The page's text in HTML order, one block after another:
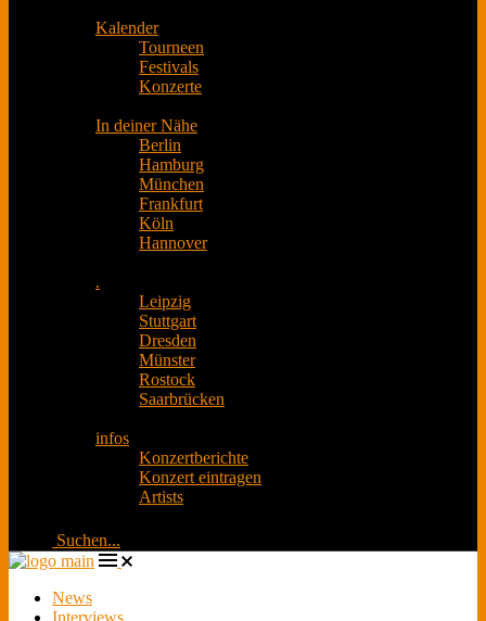
Kalender
Tourneen
Festivals
Konzerte
In deiner Nähe
Berlin
Hamburg
München
Frankfurt
Köln
Hannover
.
Leipzig
Stuttgart
Dresden
Münster
Rostock
Saarbrücken
infos
Konzertberichte
Konzert eintragen
Artists
Suchen...
News